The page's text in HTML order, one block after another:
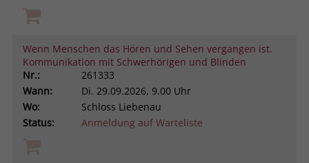
Wenn Menschen das Hören und Sehen vergangen ist.
Kommunikation mit Schwerhörigen und Blinden
Nr.:
261333
Wann:
Di. 29.09.2026, 9.00 Uhr
Wo:
Schloss Liebenau
Status:
Anmeldung auf Warteliste